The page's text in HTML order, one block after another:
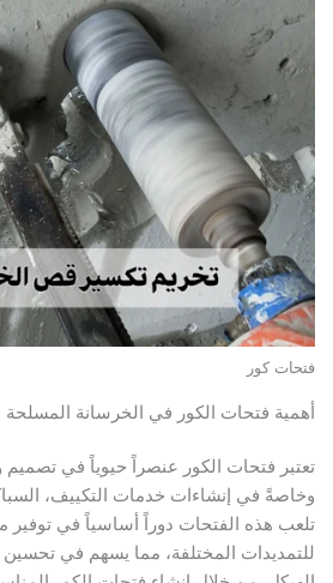
كور
فتحات الكور في الخرسانة المسلحة
فتحات الكور عنصراً حيوياً في تصميم وتنفيذ
في إنشاءات خدمات التكييف، السباكة،
هذه الفتحات دوراً أساسياً في توفير مسارات
المختلفة، مما يسهم في تحسين جودة